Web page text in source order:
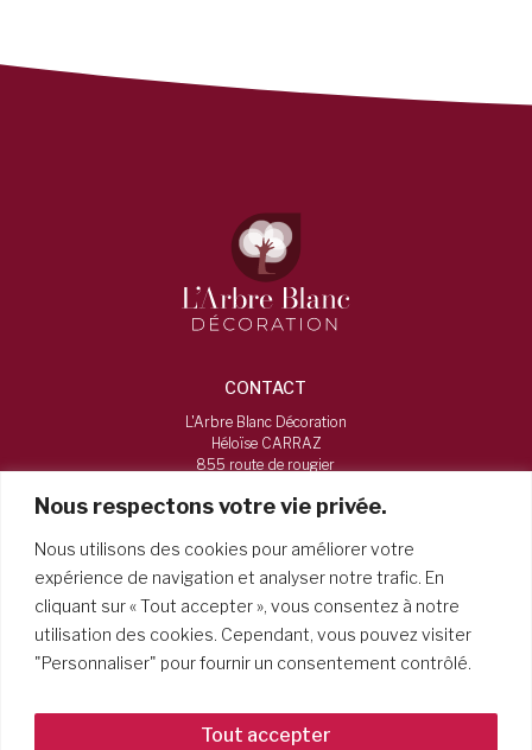
Nous respectons votre vie privée.
Nous utilisons des cookies pour améliorer votre
expérience de navigation et analyser notre trafic. En
cliquant sur « Tout accepter », vous consentez à notre
utilisation des cookies. Cependant, vous pouvez visiter
"Personnaliser" pour fournir un consentement contrôlé.
Tout accepter
CONTACT
L'Arbre Blanc Décoration
Héloïse CARRAZ
855 route de rougier
larbreblancdecoration@gmail.com
HORAIRES
Du mardi au samedi, de 9h à 19h